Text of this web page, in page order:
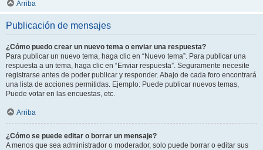
Arriba
Publicación de mensajes
¿Cómo puedo crear un nuevo tema o enviar una respuesta?
Para publicar un nuevo tema, haga clic en “Nuevo tema”. Para publicar una
respuesta a un tema, haga clic en “Enviar respuesta”. Seguramente necesite
registrarse antes de poder publicar y responder. Abajo de cada foro encontrará
una lista de acciones permitidas. Ejemplo: Puede publicar nuevos temas,
Puede votar en las encuestas, etc.
Arriba
¿Cómo se puede editar o borrar un mensaje?
A menos que sea administrador o moderador, solo puede borrar o editar sus